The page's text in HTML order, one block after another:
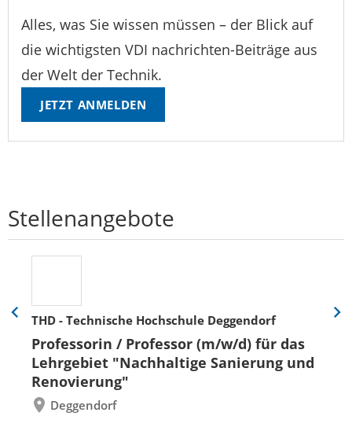
Alles, was Sie wissen müssen – der Blick auf
die wichtigsten VDI nachrichten-Beiträge aus
der Welt der Technik.
JETZT ANMELDEN
Stellenangebote
THD - Technische Hochschule Deggendorf
Professorin / Professor (m/w/d) für das
Lehrgebiet "Nachhaltige Sanierung und
Renovierung"
Deggendorf
Eine
zurück
Eine